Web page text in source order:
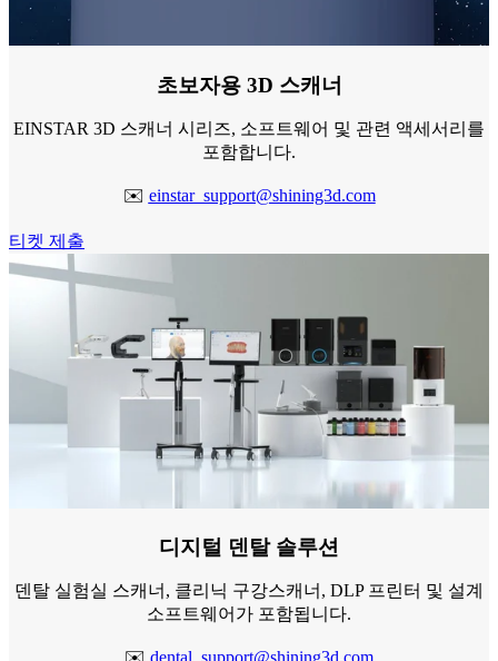
초보자용 3D 스캐너
EINSTAR 3D 스캐너 시리즈, 소프트웨어 및 관련 액세서리를
포함합니다.
✉️ einstar_support@shining3d.com
티켓 제출
디지털 덴탈 솔루션
덴탈 실험실 스캐너, 클리닉 구강스캐너, DLP 프린터 및 설계
소프트웨어가 포함됩니다.